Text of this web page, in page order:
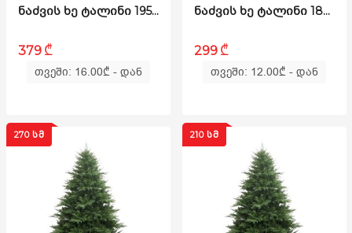
ᲜᲐᲫᲕᲘᲡ ᲮᲔ ᲢᲐᲚᲘᲜᲘ 195 ᲡᲛ (DS-195)
379 ₾
თვეში: 16.00₾- დან
ᲜᲐᲫᲕᲘᲡ ᲮᲔ ᲢᲐᲚᲘᲜᲘ 180 ᲡᲛ (DS-180)
299 ₾
თვეში: 12.00₾- დან
270 ᲡᲛ 210 ᲡᲛ